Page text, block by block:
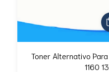
Toner Alternativo
1160